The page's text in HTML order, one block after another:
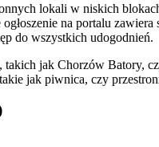
lokali w niskich
na portalu
do wszystkich udogodnień.
jak Chorzów Batory,
jak piwnica, czy